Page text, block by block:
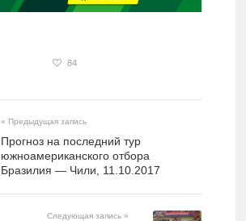
84
« Предыдущая запись
Прогноз на последний тур
южноамериканского отбора
Бразилия — Чили, 11.10.2017
Следующая запись »